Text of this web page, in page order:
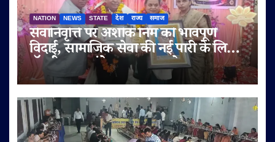
NATION NEWS STATE देश राज्य समाज
सेवानिवृत्ति पर अशोक निम को भावपूर्ण
विदाई, सामाजिक सेवा की नई पारी के लिए
डॉ. बी.आर. अंबेडकर सम्मान से नवाजा